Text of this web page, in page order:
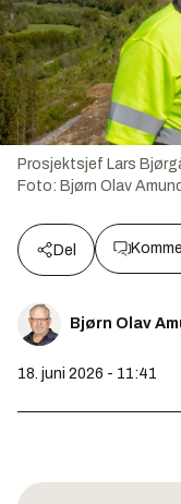
Prosjektsjef Lars
Foto: Bjørn Olav
Del
Bjørn Olav
18. juni 2026 - 11:41